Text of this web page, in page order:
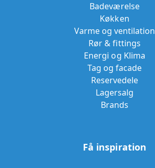
Badeværelse
Køkken
Varme og ventilation
Rør & fittings
Energi og Klima
Tag og facade
Reservedele
Lagersalg
Brands
Få inspiration